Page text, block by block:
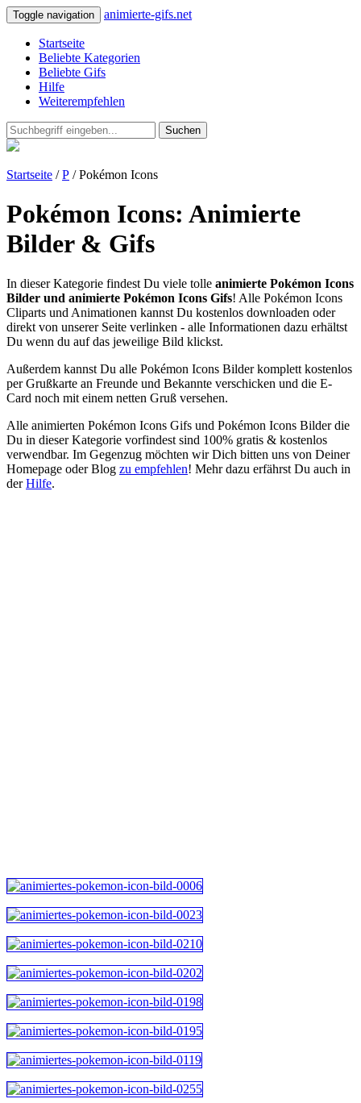
Toggle navigation animierte-gifs.net
Startseite
Beliebte Kategorien
Beliebte Gifs
Hilfe
Weiterempfehlen
Suchen
Startseite /P / Pokémon Icons
Pokémon Icons: Animierte
Bilder & Gifs
In dieser Kategorie findest Du viele tolle animierte Pokémon Icons
Bilder und animierte Pokémon Icons Gifs! Alle Pokémon Icons
Cliparts und Animationen kannst Du kostenlos downloaden oder
direkt von unserer Seite verlinken - alle Informationen dazu erhältst
Du wenn du auf das jeweilige Bild klickst.
Außerdem kannst Du alle Pokémon Icons Bilder komplett kostenlos
per Grußkarte an Freunde und Bekannte verschicken und die E-
Card noch mit einem netten Gruß versehen.
Alle animierten Pokémon Icons Gifs und Pokémon Icons Bilder die
Du in dieser Kategorie vorfindest sind 100% gratis & kostenlos
verwendbar. Im Gegenzug möchten wir Dich bitten uns von Deiner
Homepage oder Blog zu empfehlen! Mehr dazu erfährst Du auch in
derHilfe.